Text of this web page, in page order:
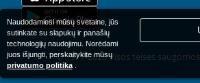
© 1977-2026Visos teisės
Naudodamiesi mūsų svetaine, jūs
sutinkate su slapukų ir panašių
technologijų naudojimu. Norėdami
juos išjungti, perskaitykite mūsų
privatumo politika.